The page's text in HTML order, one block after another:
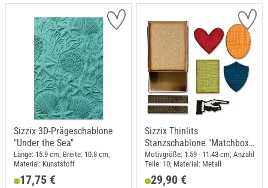
Sizzix 3D-Prägeschablone
"Under the Sea"
Länge: 15.9 cm; Breite: 10.8 cm;
Material: Kunststoff
17,75 €
Sizzix Thinlits
Stanzschablone "Matchbox
by Tim Holtz"
Motivgröße: 1.59 - 11.43 cm; Anzahl
Teile: 10; Material: Metall
29,90 €